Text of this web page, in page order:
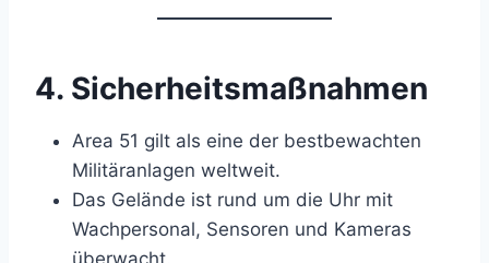
4. Sicherheitsmaßnahmen
Area 51 gilt als eine der bestbewachten
Militäranlagen weltweit.
Das Gelände ist rund um die Uhr mit
Wachpersonal, Sensoren und Kameras
überwacht.